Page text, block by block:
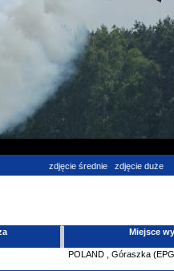
zdjęcie średnie zdjęcie duże
Miejsce
POLAND, Góraszka